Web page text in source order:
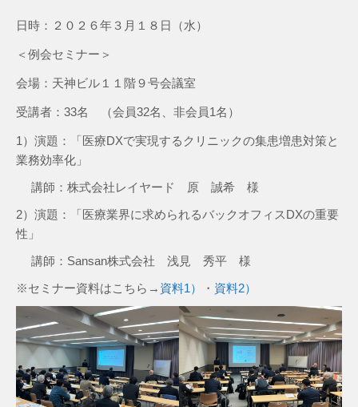
日時：２０２６年３月１８日（水）
＜例会セミナー＞
会場：天神ビル１１階９号会議室
受講者：33名 （会員32名、非会員1名）
1）演題：「医療DXで実現するクリニックの集患増患対策と
業務効率化」
講師：株式会社レイヤード 原 誠希 様
2）演題：「医療業界に求められるバックオフィスDXの重要
性」
講師：Sansan株式会社 浅見 秀平 様
※セミナー資料はこちら→ 資料1） ・ 資料2）